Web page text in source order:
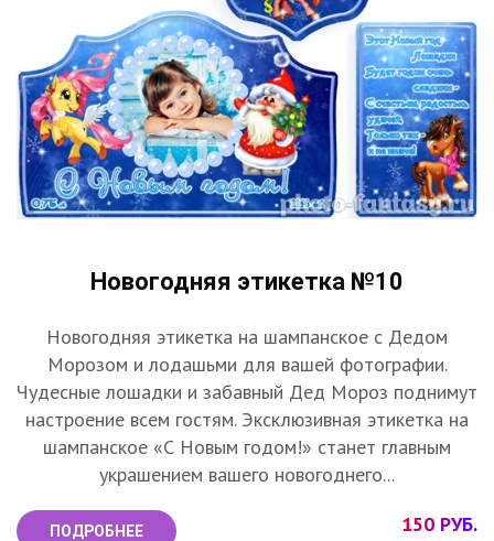
Новогодняя этикетка №10
Новогодняя этикетка на шампанское с Дедом
Морозом и лодашьми для вашей фотографии.
Чудесные лошадки и забавный Дед Мороз поднимут
настроение всем гостям. Эксклюзивная этикетка на
шампанское «С Новым годом!» станет главным
украшением вашего новогоднего...
ПОДРОБНЕЕ 150 РУБ.